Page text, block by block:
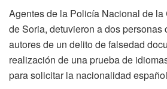
Agentes de la Policía Nacional de
de Soria, detuvieron a dos personas
autores de un delito de falsedad
realización de una prueba de
para solicitar la nacionalidad